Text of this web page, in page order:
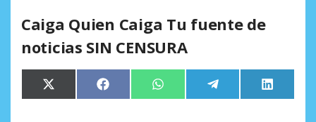
Caiga Quien Caiga Tu fuente de
noticias SIN CENSURA
Compartir
en
X
(Twitter)
Compartir
en
Facebook Compartir
en
WhatsApp Compartir
en
Telegram
en
LinkedIn